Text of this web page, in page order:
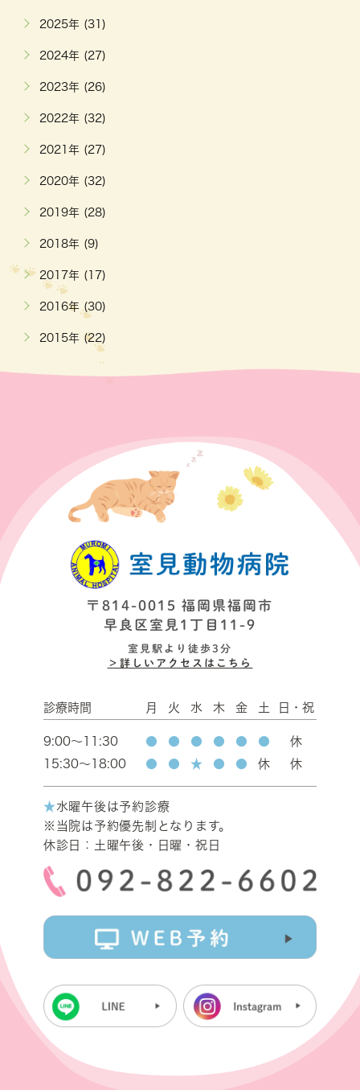
2025年 (31)
2024年 (27)
2023年 (26)
2022年 (32)
2021年 (27)
2020年 (32)
2019年 (28)
2018年 (9)
2017年 (17)
2016年 (30)
2015年 (22)
〒814-0015 福岡県福岡市
早良区室見1丁目11-9
室見駅より徒歩3分
＞詳しいアクセスはこちら
診療時間 月 火 水 木 金 土 日・祝
9:00～11:30 ● ● ● ● ● ●
休
15:30～18:00
● ● ★ ● ● 休 休
★水曜午後は予約診療
※当院は予約優先制となります。
休診日：土曜午後・日曜・祝日